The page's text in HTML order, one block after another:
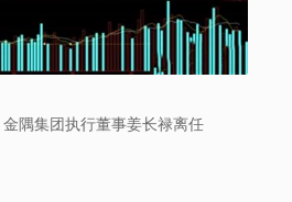
隅集团执行董事姜长禄离任